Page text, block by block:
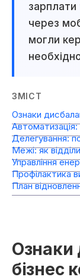
зарплати
через
могли
ЗМІСТ
Ознаки
Автоматизація:
Делегування:
Межі: як
Управління
Профілактика
План
Ознаки
бізнес